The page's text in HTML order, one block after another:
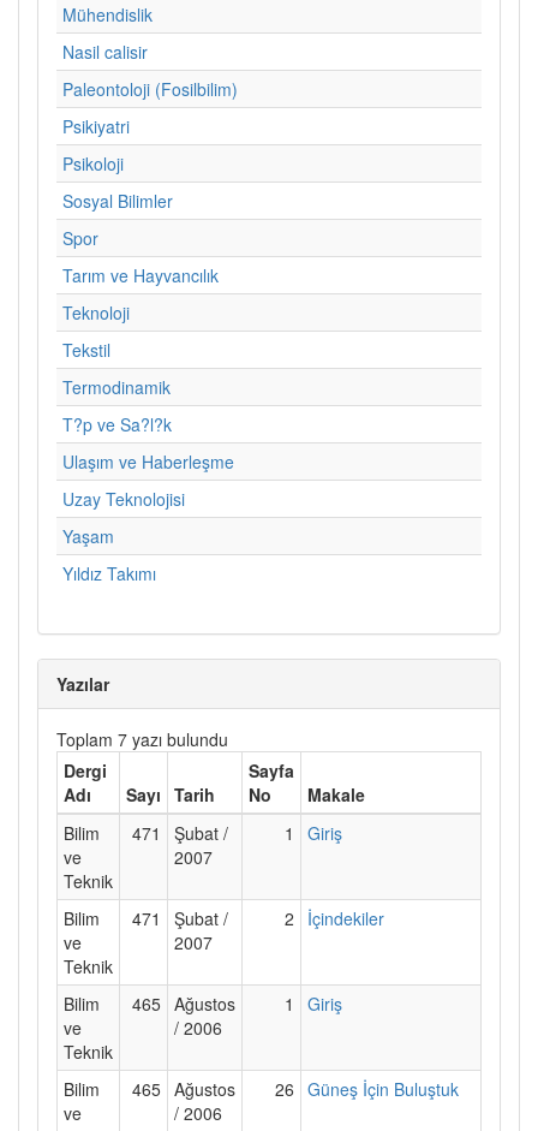
Mühendislik
Nasil calisir
Paleontoloji (Fosilbilim)
Psikiyatri
Psikoloji
Sosyal Bilimler
Spor
Tarım ve Hayvancılık
Teknoloji
Tekstil
Termodinamik
T?p ve Sa?l?k
Ulaşım ve Haberleşme
Uzay Teknolojisi
Yaşam
Yıldız Takımı
Yazılar
Toplam 7 yazı bulundu
Dergi
Adı
Sayı Tarih
Sayfa
No
Makale
Bilim
ve
Teknik
471
Şubat /
2007
1 Giriş
Bilim
ve
Teknik
471
Şubat /
2007
2 İçindekiler
Bilim
ve
Teknik
465 Ağustos
/ 2006
1 Giriş
Bilim
ve
465 Ağustos
/ 2006
26 Güneş İçin Buluştuk